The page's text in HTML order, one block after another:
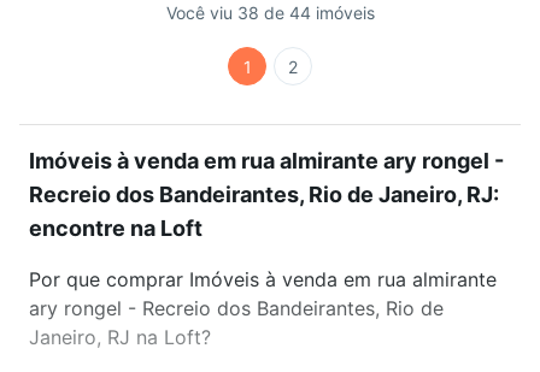
Você viu 38 de 44 imóveis
1 2
Imóveis à venda em rua almirante ary rongel -
Recreio dos Bandeirantes, Rio de Janeiro, RJ:
encontre na Loft
Por que comprar Imóveis à venda em rua almirante
ary rongel - Recreio dos Bandeirantes, Rio de
Janeiro, RJ na Loft?